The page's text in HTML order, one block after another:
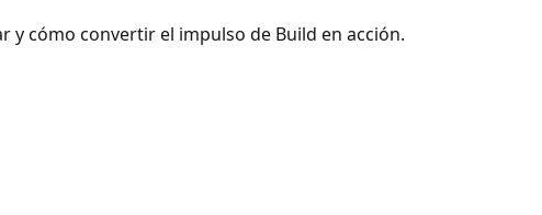
y cómo convertir el impulso de Build en acción.